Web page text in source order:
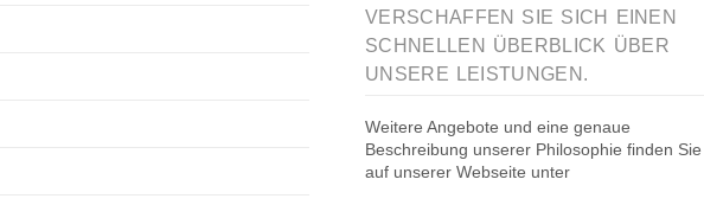
VERSCHAFFEN SIE SICH EINEN
SCHNELLEN ÜBERBLICK ÜBER
UNSERE LEISTUNGEN.
Weitere Angebote und eine genaue
Beschreibung unserer Philosophie finden Sie
auf unserer Webseite unter